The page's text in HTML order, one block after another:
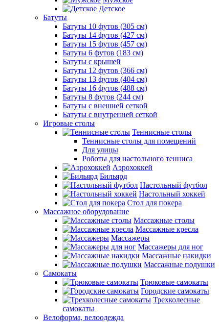
Детское
Батуты
Батуты 10 футов (305 см)
Батуты 14 футов (427 см)
Батуты 15 футов (457 см)
Батуты 6 футов (183 см)
Батуты с крышей
Батуты 12 футов (366 см)
Батуты 13 футов (404 см)
Батуты 16 футов (488 см)
Батуты 8 футов (244 см)
Батуты с внешней сеткой
Батуты с внутренней сеткой
Игровые столы
Теннисные столы
Теннисные столы для помещений
Для улицы
Роботы для настольного тенниса
Аэрохоккей
Бильярд
Настольный футбол
Настольный хоккей
Стол для покера
Массажное оборудование
Массажные столы
Массажные кресла
Массажеры
Массажеры для ног
Массажные накидки
Массажные подушки
Самокаты
Трюковые самокаты
Городские самокаты
Трехколесные
самокаты
Велоформа, велоодежда